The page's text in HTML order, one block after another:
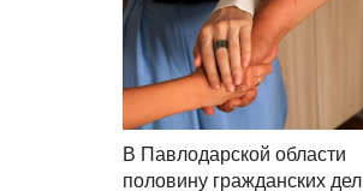
В Павлодарской области
половину гражданских дел